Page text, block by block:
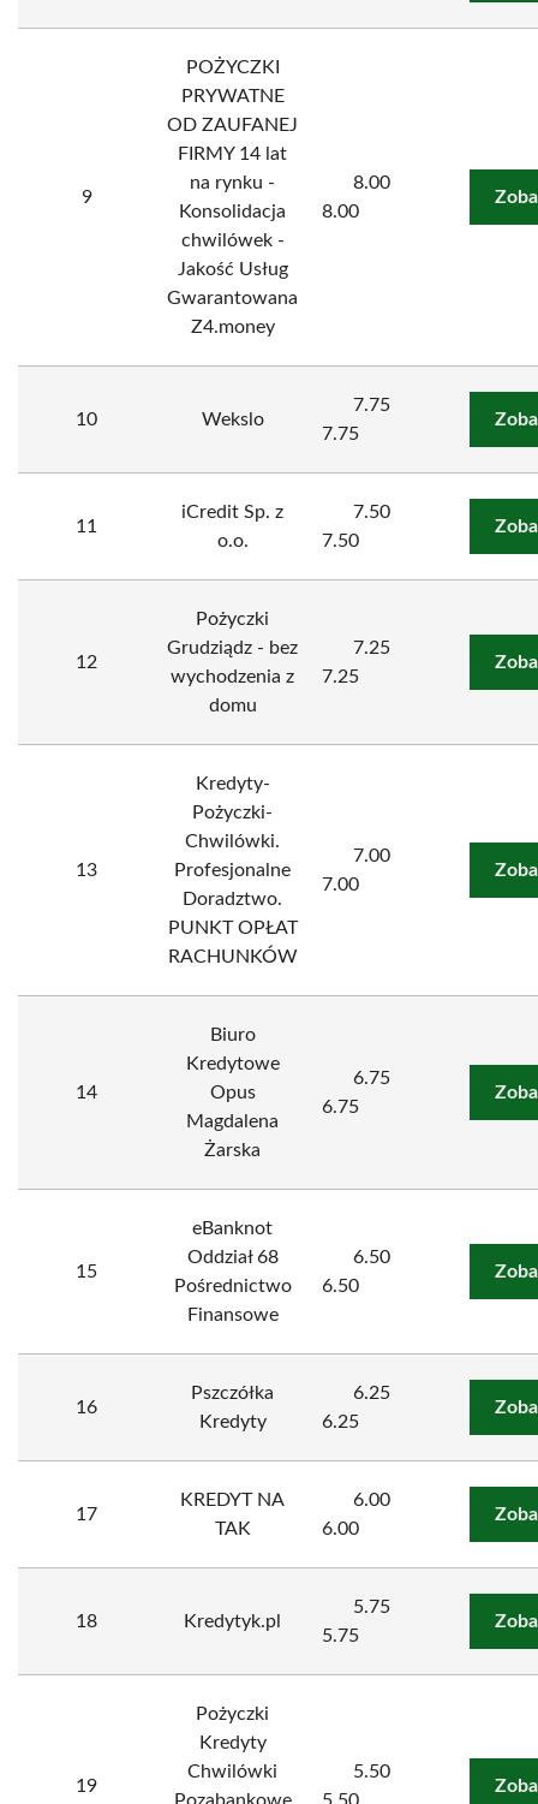
9
POŻYCZKI
PRYWATNE
OD ZAUFANEJ
FIRMY 14 lat
na rynku -
Konsolidacja
chwilówek -
Jakość Usług
Gwarantowana
Z4.money
8.00
8.00
10 Wekslo
7.75
7.75
11
iCredit Sp. z
o.o.
7.50
7.50
12
Pożyczki
Grudziądz - bez
wychodzenia z
domu
7.25
7.25
13
Kredyty-
Pożyczki-
Chwilówki.
Profesjonalne
Doradztwo.
PUNKT OPŁAT
RACHUNKÓW
7.00
7.00
14
Biuro
Kredytowe
Opus
Magdalena
Żarska
6.75
6.75
15
eBanknot
Oddział 68
Pośrednictwo
Finansowe
6.50
6.50
16
Pszczółka
Kredyty
6.25
6.25
17
KREDYT NA
TAK
6.00
6.00
18 Kredytyk.pl
5.75
5.75
19
Pożyczki
Kredyty
Chwilówki
5.50